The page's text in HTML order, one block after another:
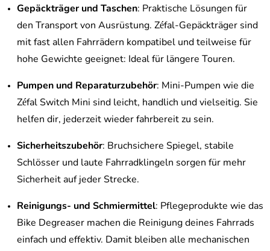
Gepäckträger und Taschen: Praktische Lösungen für
den Transport von Ausrüstung. Zéfal-Gepäckträger sind
mit fast allen Fahrrädern kompatibel und teilweise für
hohe Gewichte geeignet: Ideal für längere Touren.
Pumpen und Reparaturzubehör: Mini-Pumpen wie die
Zéfal Switch Mini sind leicht, handlich und vielseitig. Sie
helfen dir, jederzeit wieder fahrbereit zu sein.
Sicherheitszubehör: Bruchsichere Spiegel, stabile
Schlösser und laute Fahrradklingeln sorgen für mehr
Sicherheit auf jeder Strecke.
Reinigungs- und Schmiermittel: Pflegeprodukte wie das
Bike Degreaser machen die Reinigung deines Fahrrads
einfach und effektiv. Damit bleiben alle mechanischen